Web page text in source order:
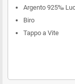
Argento 925‰
Biro
Tappo a Vite